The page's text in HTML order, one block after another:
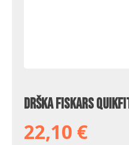
Drška Fiskars
22,10 €